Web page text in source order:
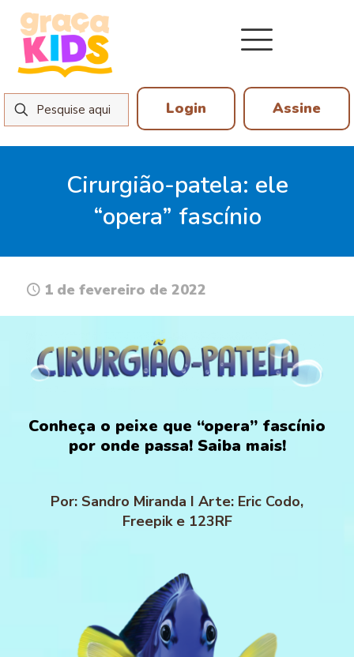
Login Assine
Cirurgião-patela: ele
“opera” fascínio
1 de fevereiro de 2022
Conheça o peixe que “opera” fascínio
por onde passa! Saiba mais!
Por: Sandro Miranda I Arte: Eric Codo,
Freepik e 123RF